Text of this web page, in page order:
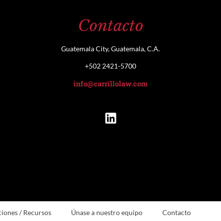
Contacto
Guatemala City, Guatemala, C.A.
+502 2421-5700
info@carrillolaw.com
/ Recursos Únase a nuestro equipo Contacto